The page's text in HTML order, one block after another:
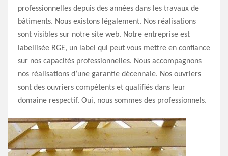
professionnelles depuis des années dans les travaux de
bâtiments. Nous existons légalement. Nos réalisations
sont visibles sur notre site web. Notre entreprise est
labellisée RGE, un label qui peut vous mettre en confiance
sur nos capacités professionnelles. Nous accompagnons
nos réalisations d’une garantie décennale. Nos ouvriers
sont des ouvriers compétents et qualifiés dans leur
domaine respectif. Oui, nous sommes des professionnels.